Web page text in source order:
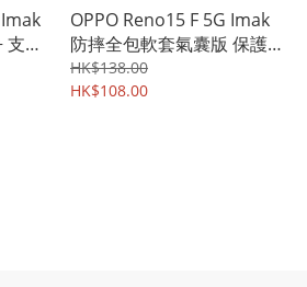
持
OPPO Reno15 F 5G Imak
防摔全包軟套氣囊版 保護
軟套 手機軟殼Case 0811A
HK$138.00
HK$108.00